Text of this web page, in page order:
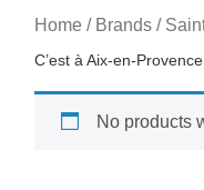
Home / Brands /
No products